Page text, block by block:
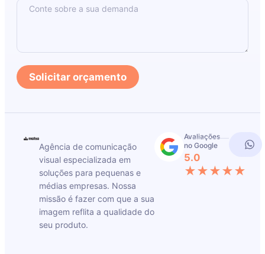
Solicitar orçamento
Agência de comunicação
visual especializada em
soluções para pequenas e
médias empresas. Nossa
missão é fazer com que a sua
imagem reflita a qualidade do
seu produto.
Avaliações
no Google
5.0
★★★★★